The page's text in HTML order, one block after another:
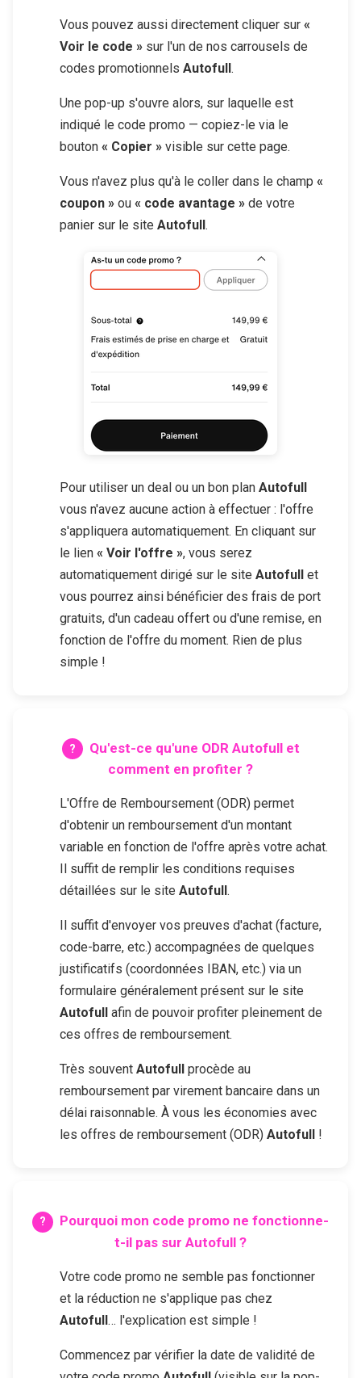
Vous pouvez aussi directement cliquer sur «
Voir le code » sur l'un de nos carrousels de
codes promotionnels Autofull.
Une pop-up s'ouvre alors, sur laquelle est
indiqué le code promo — copiez-le via le
bouton « Copier » visible sur cette page.
Vous n'avez plus qu'à le coller dans le champ «
coupon » ou « code avantage » de votre
panier sur le site Autofull.
Pour utiliser un deal ou un bon plan Autofull
vous n'avez aucune action à effectuer : l'offre
s'appliquera automatiquement. En cliquant sur
le lien « Voir l'offre », vous serez
automatiquement dirigé sur le site Autofull et
vous pourrez ainsi bénéficier des frais de port
gratuits, d'un cadeau offert ou d'une remise, en
fonction de l'offre du moment. Rien de plus
simple !
Qu'est-ce qu'une ODR Autofullet
comment en profiter ?
L'Offre de Remboursement (ODR) permet
d'obtenir un remboursement d'un montant
variable en fonction de l'offre après votre achat.
Il suffit de remplir les conditions requises
détaillées sur le site Autofull .
Il suffit d'envoyer vos preuves d'achat (facture,
code-barre, etc.) accompagnées de quelques
justificatifs (coordonnées IBAN, etc.) via un
formulaire généralement présent sur le site
Autofull
afin de pouvoir profiter pleinement de
ces offres de remboursement.
Très souvent Autofull
procède au
remboursement par virement bancaire dans un
délai raisonnable. À vous les économies avec
les offres de remboursement (ODR) Autofull !
Pourquoi mon code promo ne fonctionne-
t-il pas sur Autofull ?
Votre code promo ne semble pas fonctionner
et la réduction ne s'applique pas chez
Autofull… l'explication est simple !
Commencez par vérifier la date de validité de